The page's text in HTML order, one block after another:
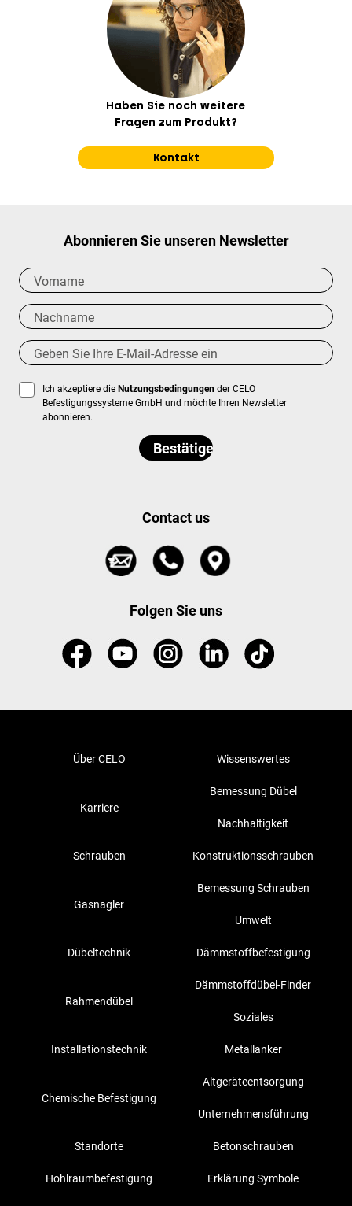
Haben Sie noch weitere
Fragen zum Produkt?
Kontakt
Abonnieren Sie unseren Newsletter
Ich akzeptiere dieNutzungsbedingungen der CELO
Befestigungssysteme GmbH und möchte Ihren Newsletter
abonnieren.
Contact us
Folgen Sie uns
Über CELO Wissenswertes
Karriere
Bemessung Dübel
Nachhaltigkeit
Schrauben Konstruktionsschrauben
Gasnagler
Bemessung Schrauben
Umwelt
Dübeltechnik Dämmstoffbefestigung
Rahmendübel
Dämmstoffdübel-Finder
Soziales
Installationstechnik Metallanker
Chemische Befestigung
Altgeräteentsorgung
Unternehmensführung
Standorte Betonschrauben
Hohlraumbefestigung Erklärung Symbole